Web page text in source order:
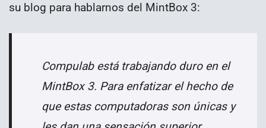
su blog para hablarnos del MintBox 3:
Compulab está trabajando duro en el
MintBox 3. Para enfatizar el hecho de
que estas computadoras son únicas y